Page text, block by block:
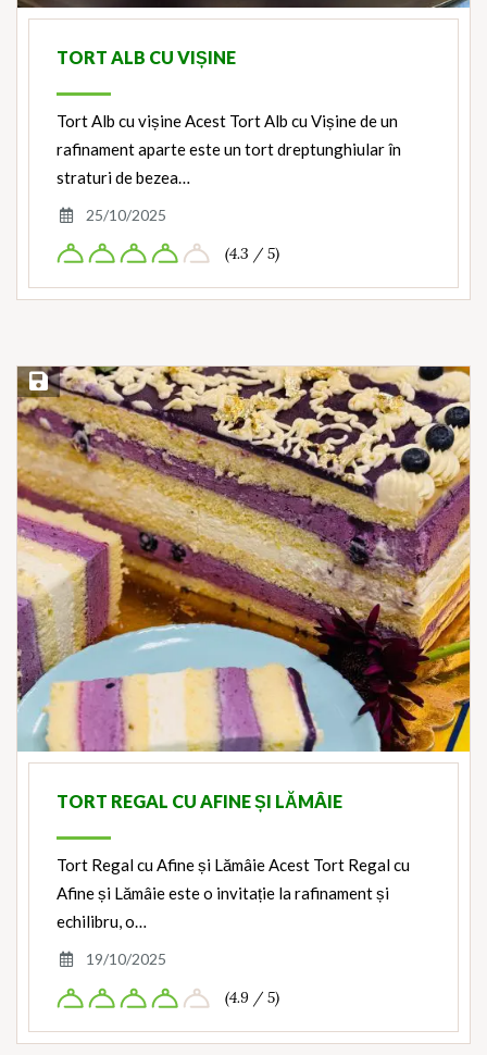
TORT ALB CU VIȘINE
Tort Alb cu vișine Acest Tort Alb cu Vișine de un
rafinament aparte este un tort dreptunghiular în
straturi de bezea…
25/10/2025
(4.3 / 5)
Save Recipe
TORT REGAL CU AFINE ȘI LĂMÂIE
Tort Regal cu Afine și Lămâie Acest Tort Regal cu
Afine și Lămâie este o invitație la rafinament și
echilibru, o…
19/10/2025
(4.9 / 5)